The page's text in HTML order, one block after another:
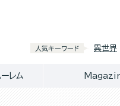
人気キーワード 異世界
レム